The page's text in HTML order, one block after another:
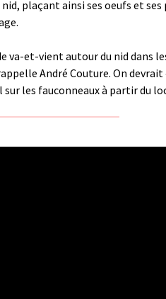
plaçant ainsi ses oeufs et
va-et-vient autour du nid dans
André Couture. On
les fauconneaux à partir du